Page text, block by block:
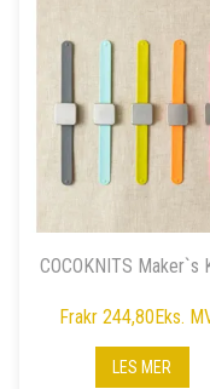
COCOKNITS Maker`s
Frakr 244,80Eks.
LES MER